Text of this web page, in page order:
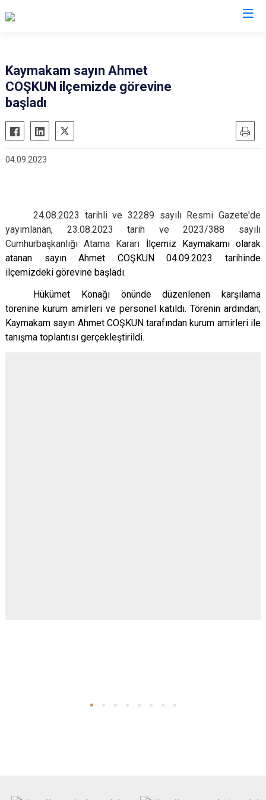
Çemişgezek
Hozat
Mazgirt
Kaymakam sayın Ahmet
COŞKUN ilçemizde görevine
başladı
04.09.2023
24.08.2023 tarihli ve 32289 sayılı Resmi Gazete'de
yayımlanan, 23.08.2023 tarih ve 2023/388 sayılı
Cumhurbaşkanlığı Atama Kararı İlçemiz Kaymakamı olarak
atanan sayın Ahmet COŞKUN 04.09.2023 tarihinde
ilçemizdeki görevine başladı.
Hükümet Konağı önünde düzenlenen karşılama
törenine kurum amirleri ve personel katıldı. Törenin ardından;
Kaymakam sayın Ahmet COŞKUN tarafından kurum amirleri ile
tanışma toplantısı gerçekleştirildi.